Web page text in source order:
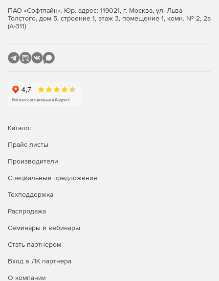
ПАО «Софтлайн». Юр. адрес: 119021, г. Москва, ул. Льва
Толстого, дом 5, строение 1, этаж 3, помещение 1, комн. № 2, 2а
(А-311)
Каталог
Прайс-листы
Производители
Специальные предложения
Техподдержка
Распродажа
Семинары и вебинары
Стать партнером
Вход в ЛК партнера
О компании